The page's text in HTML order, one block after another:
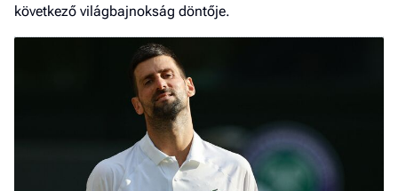
következő világbajnokság döntője.